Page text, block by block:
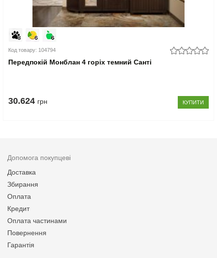
Код товару: 104794
Передпокій Монблан 4 горіх темний Санті
30.624 грн КУПИТИ
Допомога покупцеві
Доставка
Збирання
Оплата
Кредит
Оплата частинами
Повернення
Гарантія